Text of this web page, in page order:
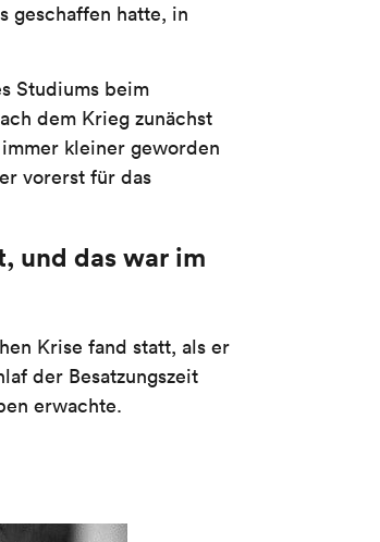
geschaffen hatte, in
Studiums beim
dem Krieg zunächst
kleiner geworden
vorerst für das
und das war im
Krise fand statt, als er
der Besatzungszeit
erwachte.